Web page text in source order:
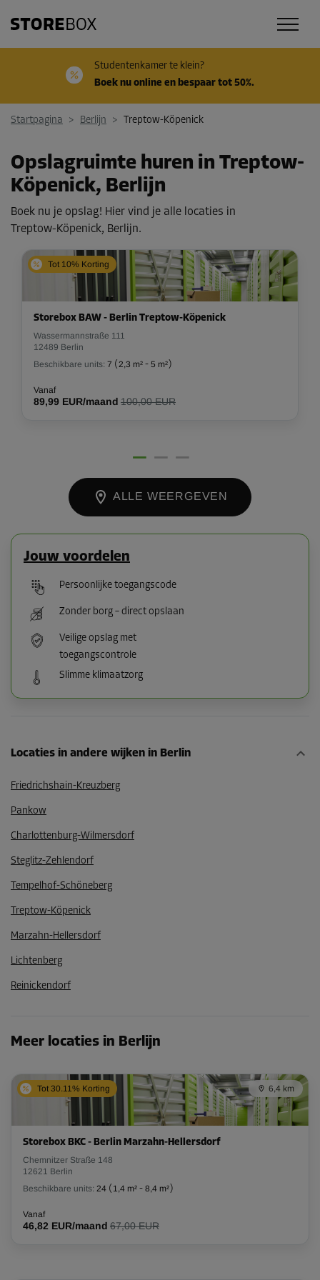
Studentenkamer te klein?
Boek nu online en bespaar tot 50%.
Startpagina > Berlijn > Treptow-Köpenick
Opslagruimte huren in Treptow-
Köpenick, Berlijn
Boek nu je opslag! Hier vind je alle locaties in
Treptow-Köpenick, Berlijn.
Tot 10% Korting
Storebox BAW - Berlin Treptow-Köpenick
Wassermannstraße 111
12489 Berlin
Beschikbare units: 7 (2,3 m² - 5 m²)
Vanaf
89,99 EUR/maand 100,00 EUR
ALLE WEERGEVEN
Jouw voordelen
Persoonlijke toegangscode
Zonder borg – direct opslaan
Veilige opslag met
toegangscontrole
Slimme klimaatzorg
Locaties in andere wijken in Berlin
Friedrichshain-Kreuzberg
Pankow
Charlottenburg-Wilmersdorf
Steglitz-Zehlendorf
Tempelhof-Schöneberg
Treptow-Köpenick
Marzahn-Hellersdorf
Lichtenberg
Reinickendorf
Meer locaties in Berlijn
Tot 30.11% Korting 6,4 km
Storebox BKC - Berlin Marzahn-Hellersdorf
Chemnitzer Straße 148
12621 Berlin
Beschikbare units: 24 ( 1,4 m² - 8,4 m²)
Vanaf
46,82 EUR/maand 67,00 EUR